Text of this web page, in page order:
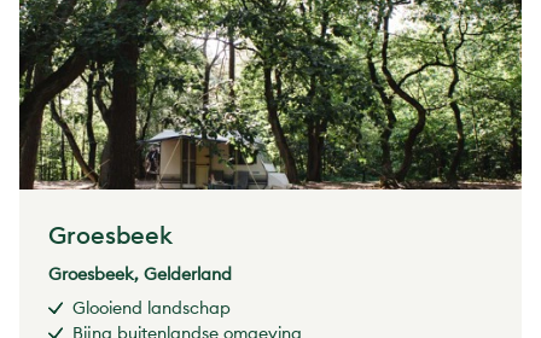
Groesbeek
Groesbeek, Gelderland
Glooiend landschap
Bijna buitenlandse omgeving